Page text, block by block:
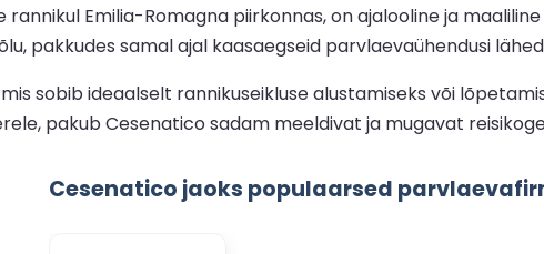
Emilia-Romagna piirkonnas, on ajalooline ja
pakkudes samal ajal kaasaegseid parvlaevaühendusi
sobib ideaalselt rannikuseikluse alustamiseks või
pakub Cesenatico sadam meeldivat ja mugavat
Cesenatico jaoks populaarsed